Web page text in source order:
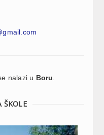
nalazi u Boru
ŠKOLE